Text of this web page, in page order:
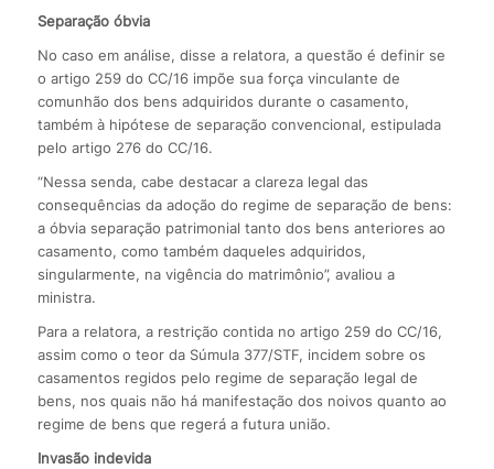
Separação óbvia
No caso em análise, disse a relatora, a questão é definir se
o artigo 259 do CC/16 impõe sua força vinculante de
comunhão dos bens adquiridos durante o casamento,
também à hipótese de separação convencional, estipulada
pelo artigo 276 do CC/16.
“Nessa senda, cabe destacar a clareza legal das
consequências da adoção do regime de separação de bens:
a óbvia separação patrimonial tanto dos bens anteriores ao
casamento, como também daqueles adquiridos,
singularmente, na vigência do matrimônio”, avaliou a
ministra.
Para a relatora, a restrição contida no artigo 259 do CC/16,
assim como o teor da Súmula 377/STF, incidem sobre os
casamentos regidos pelo regime de separação legal de
bens, nos quais não há manifestação dos noivos quanto ao
regime de bens que regerá a futura união.
Invasão indevida